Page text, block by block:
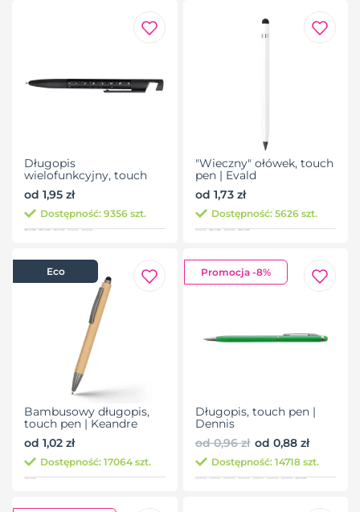
Długopis
wielofunkcyjny, touch
pen, stojak na telefon,
czyścik do ekranu, linijka,
śrubokręty | Tonu
od 1,95 zł
Dostępność: 9356 szt.
"Wieczny" ołówek, touch
pen | Evald
od 1,73 zł
Dostępność: 5626 szt.
Eco
Bambusowy długopis,
touch pen | Keandre
od 1,02 zł
Dostępność: 17064 szt.
Promocja -8%
Długopis, touch pen |
Dennis
od 0,96 zł od 0,88 zł
Dostępność: 14718 szt.